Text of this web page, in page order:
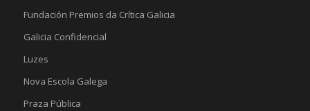
Fundación Premios da Crítica Galicia
Galicia Confidencial
Luzes
Nova Escola Galega
Praza Pública